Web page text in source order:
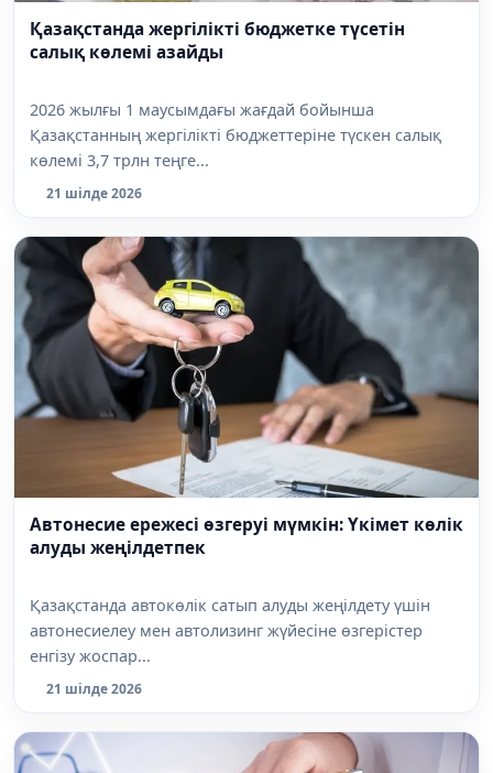
Қазақстанда жергілікті бюджетке түсетін
салық көлемі азайды
2026 жылғы 1 маусымдағы жағдай бойынша
Қазақстанның жергілікті бюджеттеріне түскен салық
көлемі 3,7 трлн теңге...
21 шілде 2026
Автонесие ережесі өзгеруі мүмкін: Үкімет көлік
алуды жеңілдетпек
Қазақстанда автокөлік сатып алуды жеңілдету үшін
автонесиелеу мен автолизинг жүйесіне өзгерістер
енгізу жоспар...
21 шілде 2026